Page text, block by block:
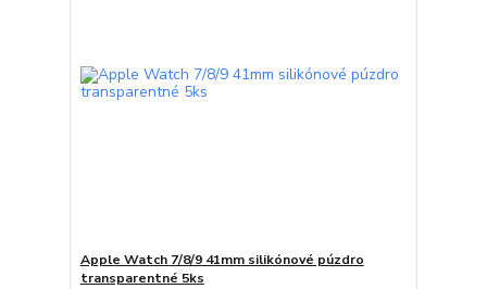
Apple Watch 7/8/9 41mm silikónové púzdro
transparentné 5ks